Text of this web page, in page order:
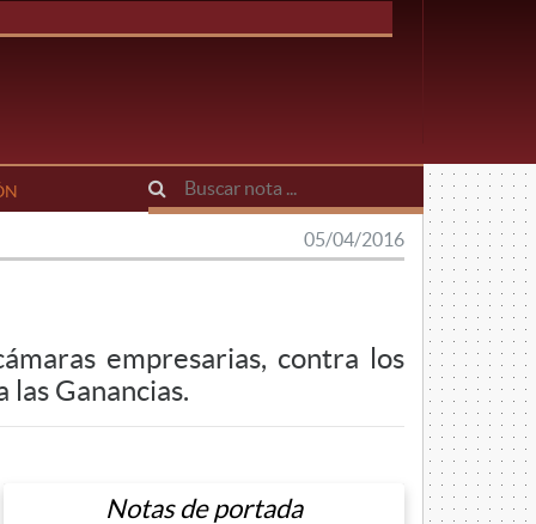
05/04/2016
empresarias, contra los
Ganancias.
Notas de portada